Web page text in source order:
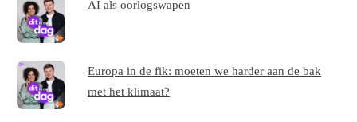
AI als oorlogswapen
Europa in de fik: moeten we harder aan de bak
met het klimaat?